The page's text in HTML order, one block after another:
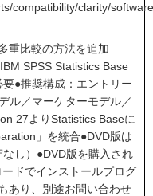
compatibility/clarity/
重比較の方法を追加
SPSS Statistics Base
●推奨構成：エントリー
ル／マーケターモデル／
27よりStatistics Baseに
」を統合●DVD版は
し）●DVD版を購入され
ドでインストールプログ
あり、別途お問い合わせ